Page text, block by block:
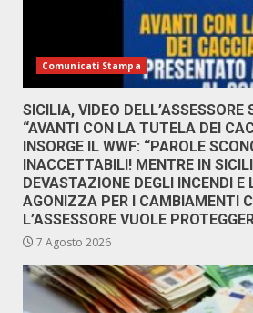
Comunicati Stampa
SICILIA, VIDEO
“AVANTI CON LA TUTELA DEI
INSORGE IL WWF: “PAROLE
INACCETTABILI! MENTRE IN
DEVASTAZIONE DEGLI INCENDI E
AGONIZZA PER I CAMBIAMENTI
L’ASSESSORE VUOLE
7 Agosto 2026